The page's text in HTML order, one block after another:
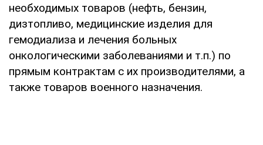
необходимых товаров (нефть, бензин,
дизтопливо, медицинские изделия для
гемодиализа и лечения больных
онкологическими заболеваниями и т.п.) по
прямым контрактам с их производителями, а
также товаров военного назначения.